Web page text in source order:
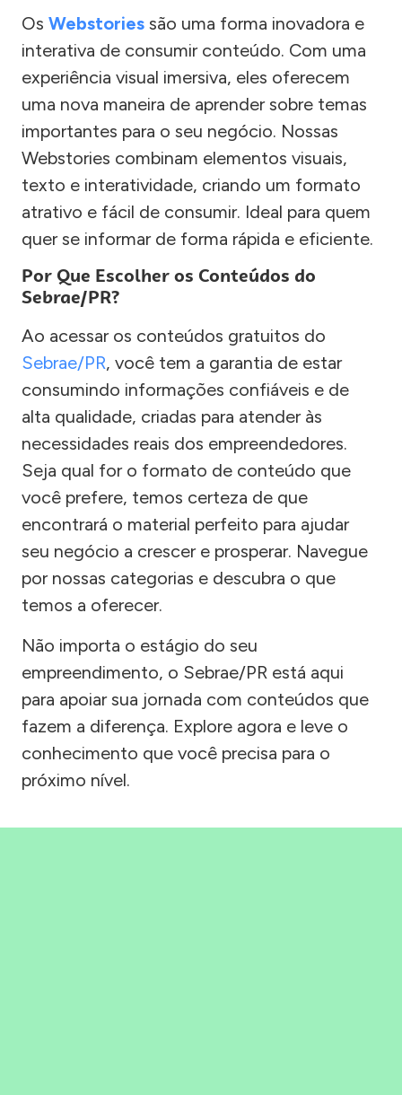
Os Webstories são uma forma inovadora e
interativa de consumir conteúdo. Com uma
experiência visual imersiva, eles oferecem
uma nova maneira de aprender sobre temas
importantes para o seu negócio. Nossas
Webstories combinam elementos visuais,
texto e interatividade, criando um formato
atrativo e fácil de consumir. Ideal para quem
quer se informar de forma rápida e eficiente.
Por Que Escolher os Conteúdos do
Sebrae/PR?
Ao acessar os conteúdos gratuitos do
Sebrae/PR, você tem a garantia de estar
consumindo informações confiáveis e de
alta qualidade, criadas para atender às
necessidades reais dos empreendedores.
Seja qual for o formato de conteúdo que
você prefere, temos certeza de que
encontrará o material perfeito para ajudar
seu negócio a crescer e prosperar. Navegue
por nossas categorias e descubra o que
temos a oferecer.
Não importa o estágio do seu
empreendimento, o Sebrae/PR está aqui
para apoiar sua jornada com conteúdos que
fazem a diferença. Explore agora e leve o
conhecimento que você precisa para o
próximo nível.